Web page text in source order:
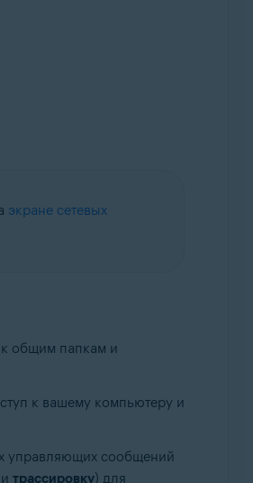
экране сетевых
к общим папкам и
к вашему компьютеру и
управляющих сообщений
и трассировку) для